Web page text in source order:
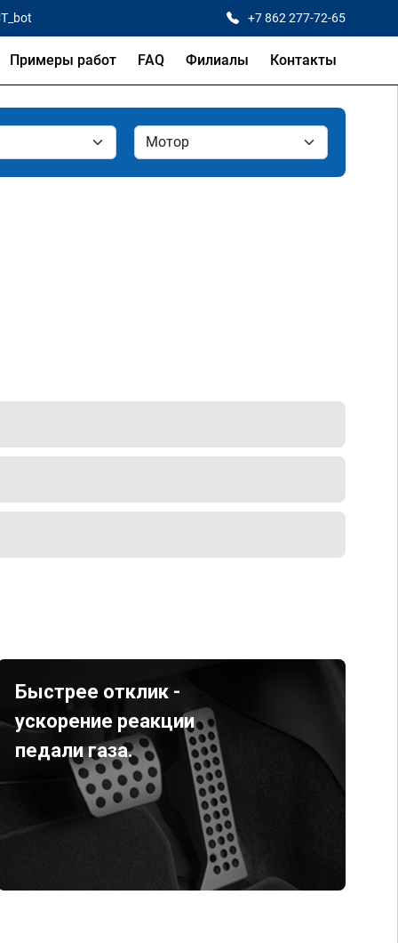
+7 862 277-72-65
Примеры работ FAQ Филиалы Контакты
Быстрее отклик -
ускорение реакции
педали газа.